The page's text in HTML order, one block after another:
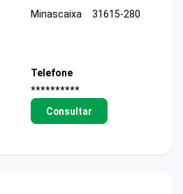
Minascaixa
31615-280
Telefone
**********
Consultar